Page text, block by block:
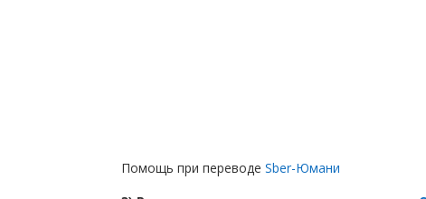
Помощь при переводеSber-Юмани